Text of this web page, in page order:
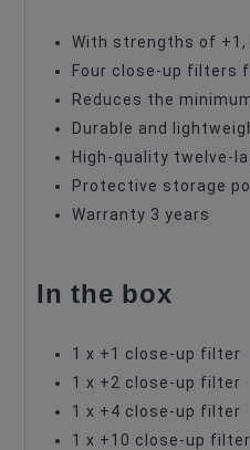
With strengths of +1,
Four close-up filters
Reduces the
Durable and
High-quality twelve-
Protective storage
Warranty 3 years
In the box
1 x +1 close-up filter
1 x +2 close-up filter
1 x +4 close-up filter
1 x +10 close-up filter